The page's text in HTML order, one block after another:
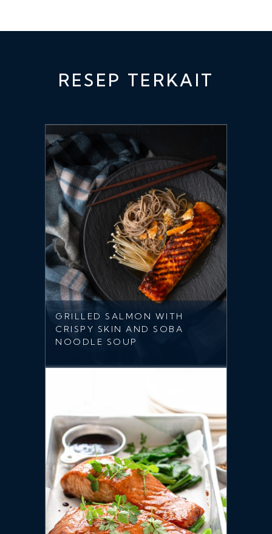
RESEP TERKAIT
GRILLED SALMON WITH
CRISPY SKIN AND SOBA
NOODLE SOUP